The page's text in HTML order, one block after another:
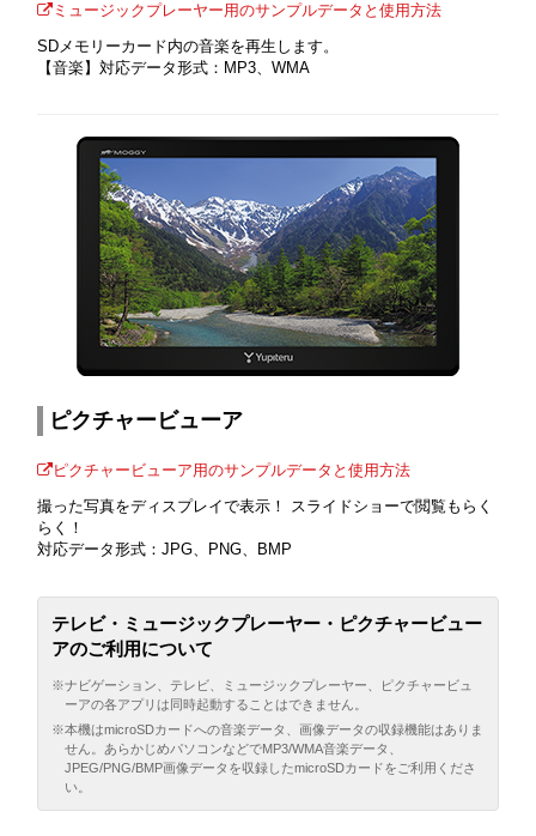
ミュージックプレーヤー用のサンプルデータと使用方法
SDメモリーカード内の音楽を再生します。
【音楽】対応データ形式：MP3、WMA
ピクチャービューア
ピクチャービューア用のサンプルデータと使用方法
撮った写真をディスプレイで表示！ スライドショーで閲覧もらく
らく！
対応データ形式：JPG、PNG、BMP
テレビ・ミュージックプレーヤー・ピクチャービュー
アのご利用について
※ナビゲーション、テレビ、ミュージックプレーヤー、ピクチャービュ
ーアの各アプリは同時起動することはできません。
※本機はmicroSDカードへの音楽データ、画像データの収録機能はありま
せん。あらかじめパソコンなどでMP3/WMA音楽データ、
JPEG/PNG/BMP画像データを収録したmicroSDカードをご利用くださ
い。